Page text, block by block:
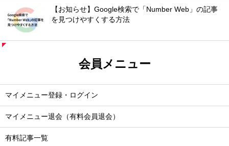
【お知らせ】Google検索で「Number Web」の記事
を見つけやすくする方法
会員メニュー
マイメニュー登録・ログイン
マイメニュー退会（有料会員退会）
有料記事一覧